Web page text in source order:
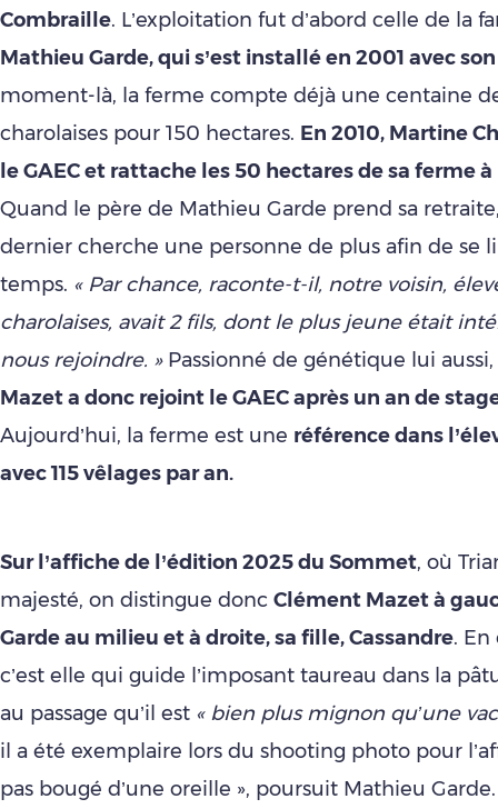
Combraille. L’exploitation fut d’abord celle de la
Mathieu Garde, qui s’est installé en 2001 avec
moment-là, la ferme compte déjà une centaine
charolaises pour 150 hectares. En 2010, Martine
le GAEC et rattache les 50 hectares de sa ferme
Quand le père de Mathieu Garde prend sa
dernier cherche une personne de plus afin de se
temps. « Par chance, raconte-t-il, notre voisin,
charolaises, avait 2 fils, dont le plus jeune était
nous rejoindre. »Passionné de génétique lui aussi,
Mazet a donc rejoint le GAEC après un an de
Aujourd’hui, la ferme est une référence dans
avec 115 vêlages par an.
Sur l’affiche de l’édition 2025 du Sommet, où
majesté, on distingue donc Clément Mazet à
Garde au milieu et à droite, sa fille, Cassandre. En
c’est elle qui guide l’imposant taureau dans la
au passage qu’il est « bien plus mignon qu’une
il a été exemplaire lors du shooting photo pour
pas bougé d’une oreille », poursuit Mathieu